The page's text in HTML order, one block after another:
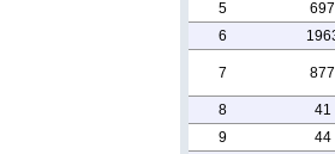
5
697
6
7 877
8 41
9
44